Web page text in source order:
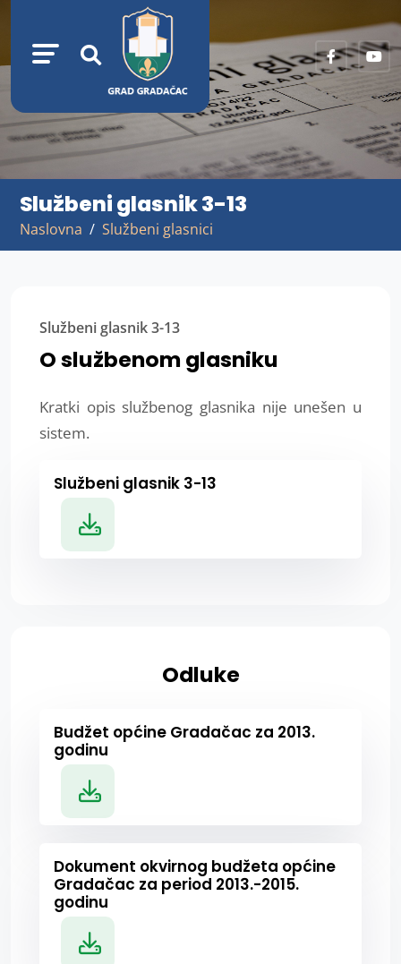
Službeni glasnik 3-13
Naslovna Službeni glasnici
Službeni glasnik 3-13
O službenom glasniku
Kratki opis službenog glasnika nije unešen u
sistem.
Službeni glasnik 3-13
Odluke
Budžet općine Gradačac za 2013.
godinu
Dokument okvirnog budžeta općine
Gradačac za period 2013.-2015.
godinu